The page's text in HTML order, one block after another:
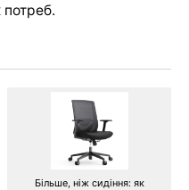
потреб.
Більше, ніж сидіння: як